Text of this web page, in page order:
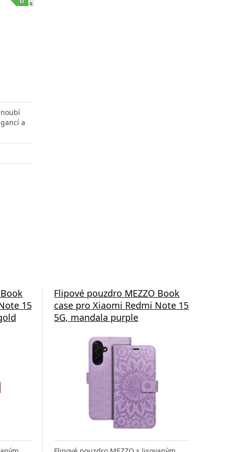
a
15
Flipové pouzdro MEZZO Book
case pro Xiaomi Redmi Note 15
5G, mandala purple